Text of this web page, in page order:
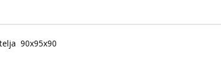
90x95x90